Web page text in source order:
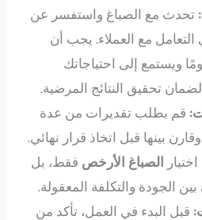
تحدث مع الصباغ واستفسر عن
مع العملاء. يجب أن
ويستمع إلى احتياجاتك
لضمان تحقيق النتائج المرضية.
قم بطلب تقديرات من عدة
بينها قبل اتخاذ قرار نهائي.
الصباغ الأرخص فقط، بل
الجودة والتكلفة المعقولة.
قبل البدء في العمل، تأكد من